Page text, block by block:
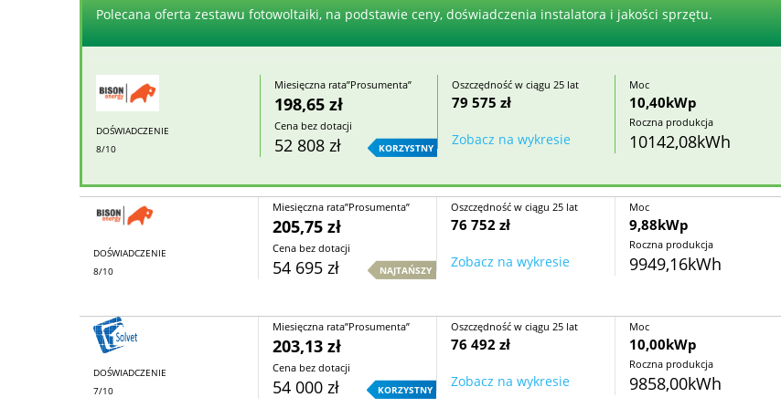
Polecana oferta zestawu fotowoltaiki, na podstawie ceny, doświadczenia instalatora i jakości sprzętu.
DOŚWIADCZENIE
8/10
Miesięczna rata”Prosumenta”
198,65 zł
Cena bez dotacji
52 808 zł KORZYSTNY
Oszczędność w ciągu 25 lat
79 575 zł
Zobacz na wykresie
Moc
10,40kWp
Roczna produkcja
10142,08kWh
DOŚWIADCZENIE
8/10
Miesięczna rata”Prosumenta”
205,75 zł
Cena bez dotacji
54 695 zł NAJTAŃSZY
Oszczędność w ciągu 25 lat
76 752 zł
Zobacz na wykresie
Moc
9,88kWp
Roczna produkcja
9949,16kWh
DOŚWIADCZENIE
7/10
Miesięczna rata”Prosumenta”
203,13 zł
Cena bez dotacji
54 000 zł KORZYSTNY
Oszczędność w ciągu 25 lat
76 492 zł
Zobacz na wykresie
Moc
10,00kWp
Roczna produkcja
9858,00kWh